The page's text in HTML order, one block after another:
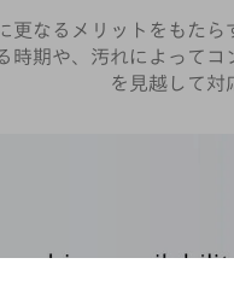
更なるメリットをもた
時期や、汚れによって
を見越して対